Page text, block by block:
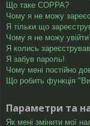
д
ос
ту
п
Що таке COPPA?
Чому я не можу
Я тільки що
Чому я не можу
Я колись
Я забув пароль!
Чому мені постійно
Що робить функція
Параметри та
Як мені змінити мої